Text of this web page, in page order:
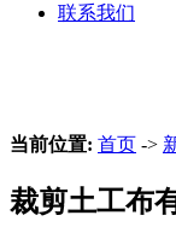
联系我们
当前位置: 首页 ->
裁剪土工布